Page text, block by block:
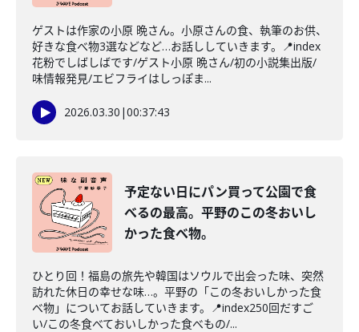
ゲストは作家の小原 晩さん。小原さんの食、執筆のお供、
好きな食べ物3選などなど…お話ししていきます。📍index
花粉でしばしばです/ゲスト小原 晩さん/初の小説集出版/
味情報発見/エビフライはしっぽま...
2026.03.30 |00:37:43
予定ない日にパン買って公園で食
べるの最高。平野のこの冬おいし
かった食べ物。
ひとり回！福島の旅先や韓国はソウルで出会った味、突然
訪れた休日の幸せな味…。平野の「この冬おいしかった食
べ物」についてお話していきます。📍index250回だすご
い/この冬食べておいしかった食べもの/...